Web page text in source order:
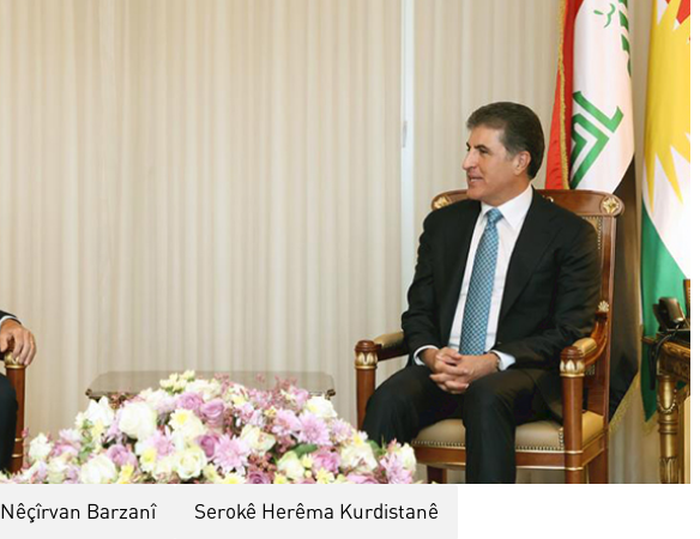
Nêçîrvan Barzanî Serokê Herêma Kurdistanê